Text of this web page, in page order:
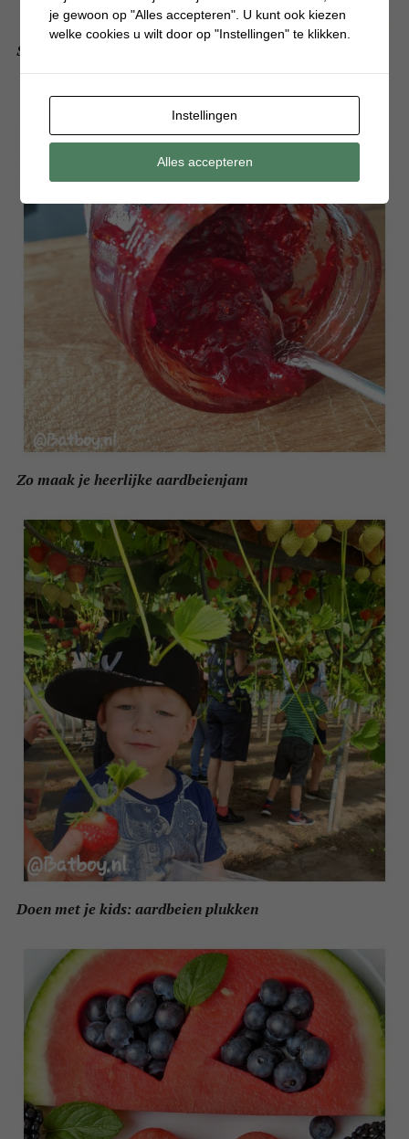
Smoesjes om niet te hoeven eten
Zo maak je heerlijke aardbeienjam
Doen met je kids: aardbeien plukken
je gewoon op "Alles accepteren". U kunt ook kiezen
welke cookies u wilt door op "Instellingen" te klikken.
Instellingen
Alles accepteren